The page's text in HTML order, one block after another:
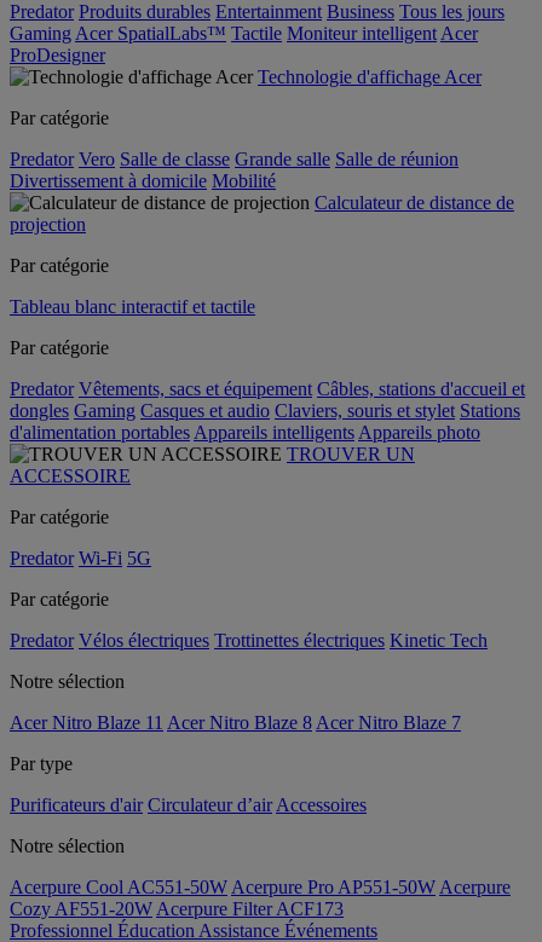
Predator Produits durables Entertainment Business Tous les jours
Gaming Acer SpatialLabs™ Tactile Moniteur intelligent Acer
ProDesigner
Technologie d'affichage Acer
Par catégorie
Predator Vero Salle de classe Grande salle Salle de réunion
Divertissement à domicile Mobilité
Calculateur de distance de
projection
Par catégorie
Tableau blanc interactif et tactile
Par catégorie
Predator Vêtements, sacs et équipement Câbles, stations d'accueil et
dongles Gaming Casques et audio Claviers, souris et stylet Stations
d'alimentation portables Appareils intelligents Appareils photo
TROUVER UN
ACCESSOIRE
Par catégorie
Predator Wi-Fi 5G
Par catégorie
Predator Vélos électriques Trottinettes électriques Kinetic Tech
Notre sélection
Acer Nitro Blaze 11 Acer Nitro Blaze 8 Acer Nitro Blaze 7
Par type
Purificateurs d'air Circulateur d’air Accessoires
Notre sélection
Acerpure Cool AC551-50W Acerpure Pro AP551-50W Acerpure
Cozy AF551-20W Acerpure Filter ACF173
Professionnel Éducation Assistance Événements